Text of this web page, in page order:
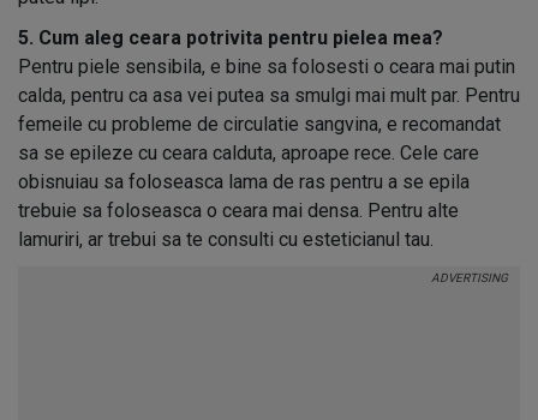
5. Cum aleg ceara potrivita pentru pielea mea?
Pentru piele sensibila, e bine sa folosesti o ceara mai putin
calda, pentru ca asa vei putea sa smulgi mai mult par. Pentru
femeile cu probleme de circulatie sangvina, e recomandat
sa se epileze cu ceara calduta, aproape rece. Cele care
obisnuiau sa foloseasca lama de ras pentru a se epila
trebuie sa foloseasca o ceara mai densa. Pentru alte
lamuriri, ar trebui sa te consulti cu esteticianul tau.